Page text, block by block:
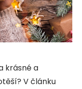
krásné a
V článku